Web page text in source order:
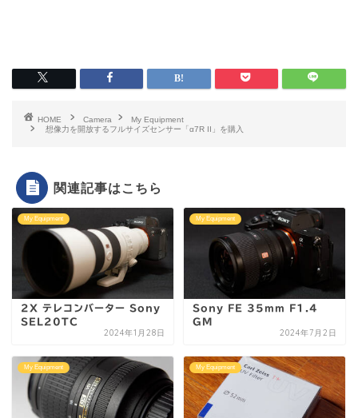
HOME Camera
My Equipment
想像力を開放するフルサイズセンサー「α7R II」を購入
関連記事はこちら
My Equipment
2X テレコンバーター Sony
SEL20TC
2024年1月28日
My Equipment
Sony FE 35mm F1.4
GM
2024年7月2日
My Equipment My Equipment